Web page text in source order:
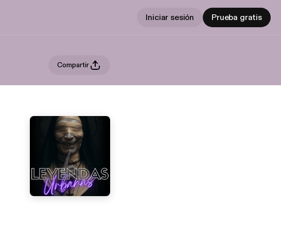
Iniciar sesión Prueba gratis
Compartir